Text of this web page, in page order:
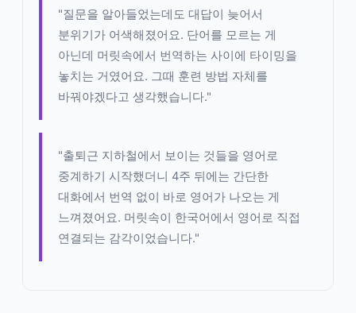
"질문을 알아들었는데도 대답이 늦어서
분위기가 어색해졌어요. 단어를 모르는 게
아닌데 머릿속에서 번역하는 사이에 타이밍을
놓치는 거였어요. 그때 훈련 방법 자체를
바꿔야겠다고 생각했습니다."
"출퇴근 지하철에서 보이는 것들을 영어로
중계하기 시작했더니 4주 뒤에는 간단한
대화에서 번역 없이 바로 영어가 나오는 게
느껴졌어요. 머릿속이 한국어에서 영어로 직접
연결되는 감각이었습니다."